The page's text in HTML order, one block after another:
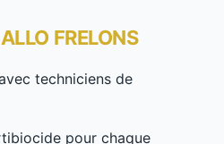
FRELONS
techniciens de
pour chaque